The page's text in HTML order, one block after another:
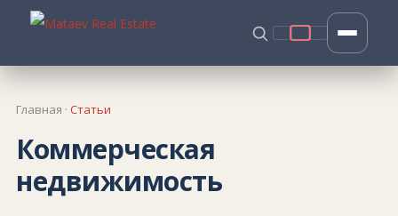
Главная · Статьи
Коммерческая
недвижимость